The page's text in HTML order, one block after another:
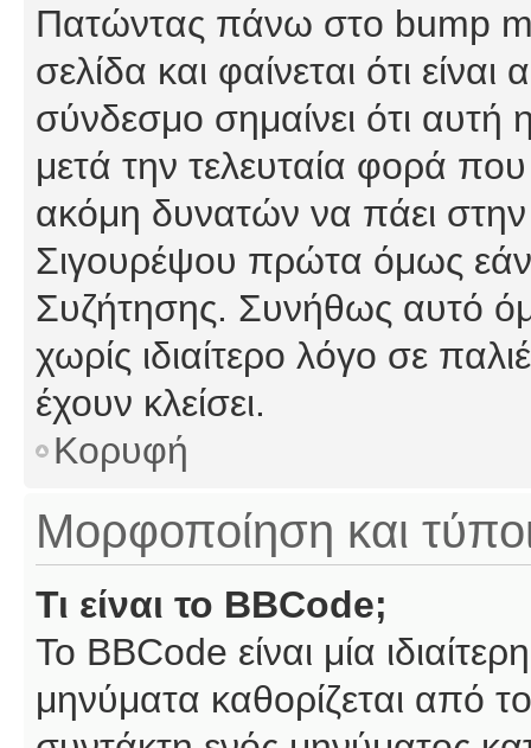
Πατώντας πάνω στο bump
σελίδα και φαίνεται ότι
σύνδεσμο σημαίνει ότι αυτή
μετά την τελευταία φορά που
ακόμη δυνατών να πάει
Σιγουρέψου πρώτα όμως εάν
Συζήτησης. Συνήθως αυτό
χωρίς ιδιαίτερο λόγο σε
έχουν κλείσει.
Κορυφή
Μορφοποίηση και
Τι είναι το BBCode;
Το BBCode είναι μία
μηνύματα καθορίζεται από